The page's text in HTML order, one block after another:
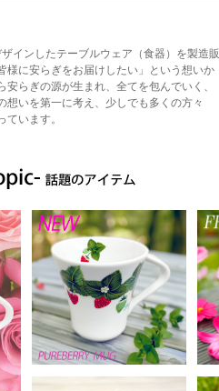
インしたテーブルウェア（食器）を製造販
様に安らぎをお届けしたい」という想いか
らぎの源が生まれ、全てを包んでいく、
いを第一に考え、少しでも多くの方々
ています。